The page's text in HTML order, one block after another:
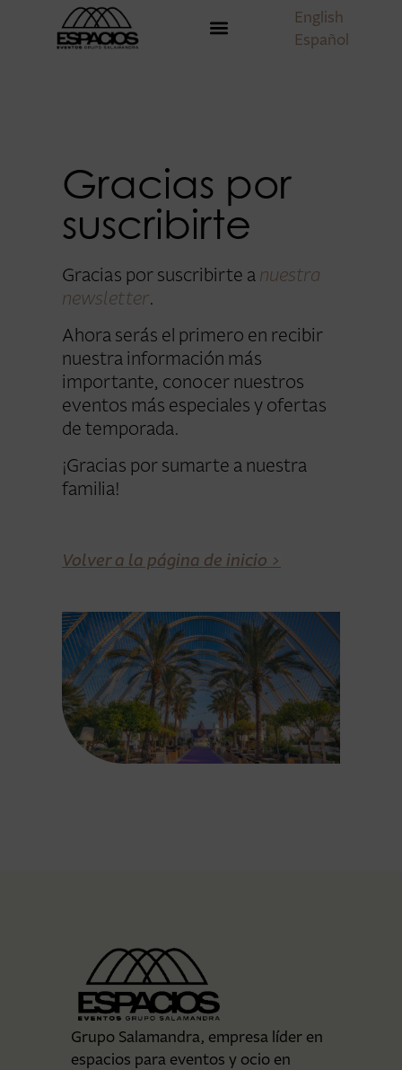
English
Español
Gracias por
suscribirte
Gracias por suscribirte a nuestra
newsletter.
Ahora serás el primero en recibir
nuestra información más
importante, conocer nuestros
eventos más especiales y ofertas
de temporada.
¡Gracias por sumarte a nuestra
familia!
Volver a la página de inicio >
Grupo Salamandra, empresa líder en
espacios para eventos y ocio en